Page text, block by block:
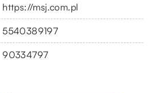
https://msj.com.pl
5540389197
90334797